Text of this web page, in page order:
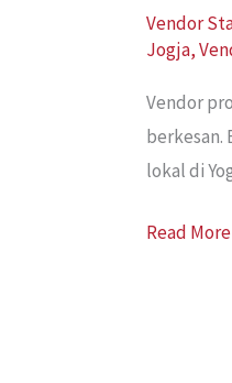
Vendor
Jogja,
Vendor
berkesan.
lokal di
Read